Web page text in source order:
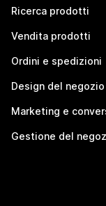
Ricerca prodotti
Vendita prodotti
Ordini e spedizioni
Design del negozio
Marketing e
Gestione del